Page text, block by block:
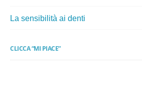
La sensibilità ai denti
CLICCA “MI PIACE”